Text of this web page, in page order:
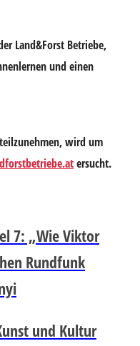
Land&Forst Betriebe,
und einen
wird um
ersucht.
7: „Wie Viktor
Rundfunk
und Kultur